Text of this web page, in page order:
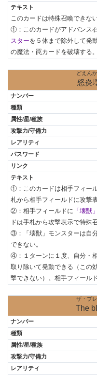
このカードは特殊召喚できない
①：このカードがアドバンス
スターを５体まで除外して発
の魔法・罠カードを破壊する。
どえん
怒炎
①：このカードは相手フィー
札から相手フィールドに攻撃
②：相手フィールドに 「壊獣
ドは手札から攻撃表示で特殊
③：「壊獣」モンスターは自
できない。
④：１ターンに１度、自分・
取り除いて発動できる（この
撃できない）。相手フィール
ザ・ブ
The